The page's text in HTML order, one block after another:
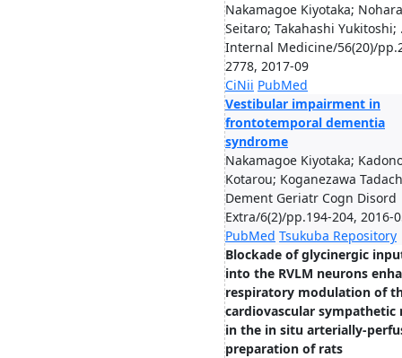
Nakamagoe Kiyotaka; Nohara
Seitaro; Takahashi Yukitoshi;
Internal Medicine/56(20)/
2778, 2017-09
CiNii PubMed
Vestibular impairment in
frontotemporal dementia
syndrome
Nakamagoe Kiyotaka;
Kotarou; Koganezawa
Dement Geriatr Cogn Disord
Extra/6(2)/pp.194-204, 2016-
PubMed Tsukuba Repository
Blockade of glycinergic
into the RVLM neurons
respiratory modulation of
cardiovascular sympathetic
in the in situ arterially-
preparation of rats